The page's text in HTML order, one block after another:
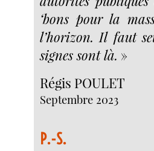
‘bons pour la
l’horizon. Il faut
signes sont là. »
Régis POULET
Septembre 2023
P.-S.